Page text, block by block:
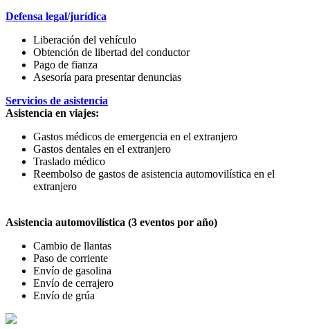
Defensa legal/jurídica
Liberación del vehículo
Obtención de libertad del conductor
Pago de fianza
Asesoría para presentar denuncias
Servicios de asistencia
Asistencia en viajes:
Gastos médicos de emergencia en el extranjero
Gastos dentales en el extranjero
Traslado médico
Reembolso de gastos de asistencia automovilística en el
extranjero
Asistencia automovilística (3 eventos por año)
Cambio de llantas
Paso de corriente
Envío de gasolina
Envío de cerrajero
Envío de grúa